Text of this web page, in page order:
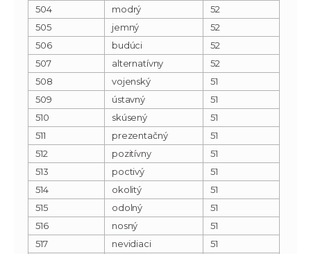
504
modrý
52
505
jemný
52
506
budúci
52
507
alternatívny
52
508
vojenský
51
509
ústavný
51
510
skúsený
51
511
prezentačný
51
512
pozitívny
51
513
poctivý
51
514
okolitý
51
515
odolný
51
516
nosný
51
517
nevidiaci
51